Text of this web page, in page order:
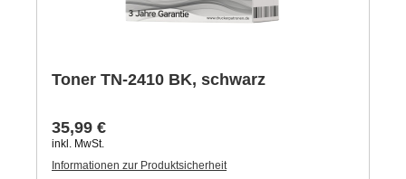
Toner TN-2410 BK, schwarz
35,99 €
inkl. MwSt.
Informationen zur Produktsicherheit